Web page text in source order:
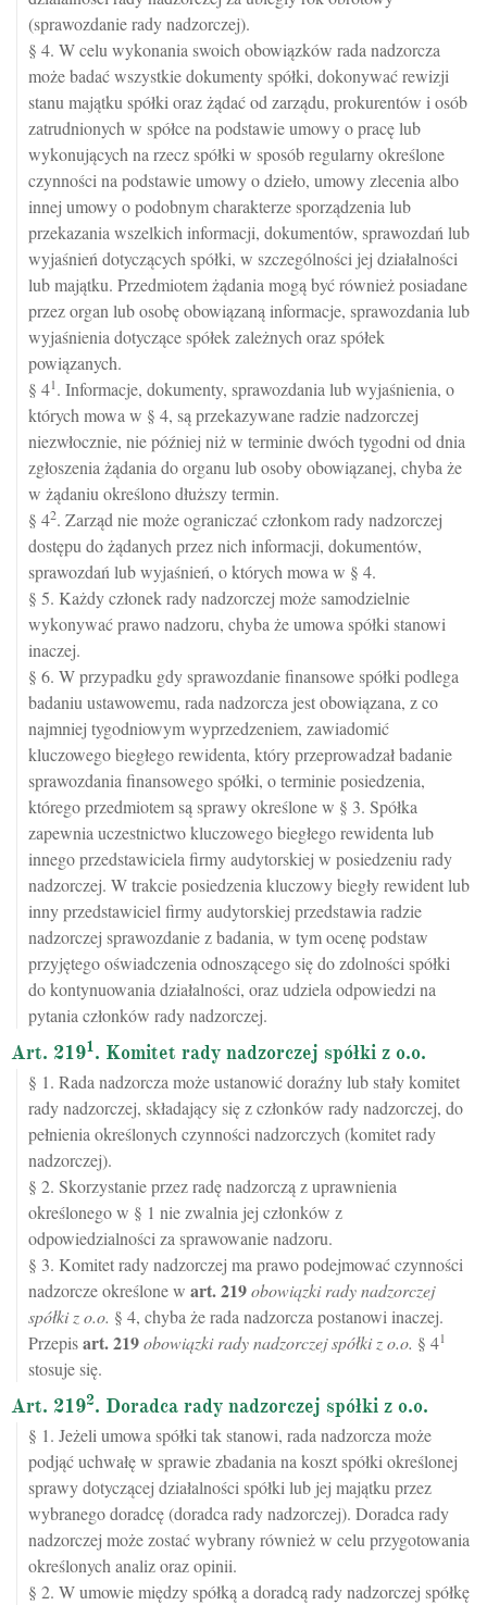
(sprawozdanie rady nadzorczej).
§ 4. W celu wykonania swoich obowiązków rada nadzorcza
może badać wszystkie dokumenty spółki, dokonywać rewizji
stanu majątku spółki oraz żądać od zarządu, prokurentów i osób
zatrudnionych w spółce na podstawie umowy o pracę lub
wykonujących na rzecz spółki w sposób regularny określone
czynności na podstawie umowy o dzieło, umowy zlecenia albo
innej umowy o podobnym charakterze sporządzenia lub
przekazania wszelkich informacji, dokumentów, sprawozdań lub
wyjaśnień dotyczących spółki, w szczególności jej działalności
lub majątku. Przedmiotem żądania mogą być również posiadane
przez organ lub osobę obowiązaną informacje, sprawozdania lub
wyjaśnienia dotyczące spółek zależnych oraz spółek
powiązanych.
§ 41. Informacje, dokumenty, sprawozdania lub wyjaśnienia, o
których mowa w § 4, są przekazywane radzie nadzorczej
niezwłocznie, nie później niż w terminie dwóch tygodni od dnia
zgłoszenia żądania do organu lub osoby obowiązanej, chyba że
w żądaniu określono dłuższy termin.
§ 42. Zarząd nie może ograniczać członkom rady nadzorczej
dostępu do żądanych przez nich informacji, dokumentów,
sprawozdań lub wyjaśnień, o których mowa w § 4.
§ 5. Każdy członek rady nadzorczej może samodzielnie
wykonywać prawo nadzoru, chyba że umowa spółki stanowi
inaczej.
§ 6. W przypadku gdy sprawozdanie finansowe spółki podlega
badaniu ustawowemu, rada nadzorcza jest obowiązana, z co
najmniej tygodniowym wyprzedzeniem, zawiadomić
kluczowego biegłego rewidenta, który przeprowadzał badanie
sprawozdania finansowego spółki, o terminie posiedzenia,
którego przedmiotem są sprawy określone w § 3. Spółka
zapewnia uczestnictwo kluczowego biegłego rewidenta lub
innego przedstawiciela firmy audytorskiej w posiedzeniu rady
nadzorczej. W trakcie posiedzenia kluczowy biegły rewident lub
inny przedstawiciel firmy audytorskiej przedstawia radzie
nadzorczej sprawozdanie z badania, w tym ocenę podstaw
przyjętego oświadczenia odnoszącego się do zdolności spółki
do kontynuowania działalności, oraz udziela odpowiedzi na
pytania członków rady nadzorczej.
Art. 2191. Komitet rady nadzorczej spółki z o.o.
§ 1. Rada nadzorcza może ustanowić doraźny lub stały komitet
rady nadzorczej, składający się z członków rady nadzorczej, do
pełnienia określonych czynności nadzorczych (komitet rady
nadzorczej).
§ 2. Skorzystanie przez radę nadzorczą z uprawnienia
określonego w § 1 nie zwalnia jej członków z
odpowiedzialności za sprawowanie nadzoru.
§ 3. Komitet rady nadzorczej ma prawo podejmować czynności
nadzorcze określone w art.219obowiązki rady nadzorczej
spółki z o.o. § 4, chyba że rada nadzorcza postanowi inaczej.
Przepisart.219obowiązki rady nadzorczej spółki z o.o. § 41
stosuje się.
Art. 2192. Doradca rady nadzorczej spółki z o.o.
§ 1. Jeżeli umowa spółki tak stanowi, rada nadzorcza może
podjąć uchwałę w sprawie zbadania na koszt spółki określonej
sprawy dotyczącej działalności spółki lub jej majątku przez
wybranego doradcę (doradca rady nadzorczej). Doradca rady
nadzorczej może zostać wybrany również w celu przygotowania
określonych analiz oraz opinii.
§ 2. W umowie między spółką a doradcą rady nadzorczej spółkę